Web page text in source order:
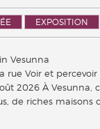
EXPOSITION
Vesunna
rue Voir et
2026 À
de riches maisons